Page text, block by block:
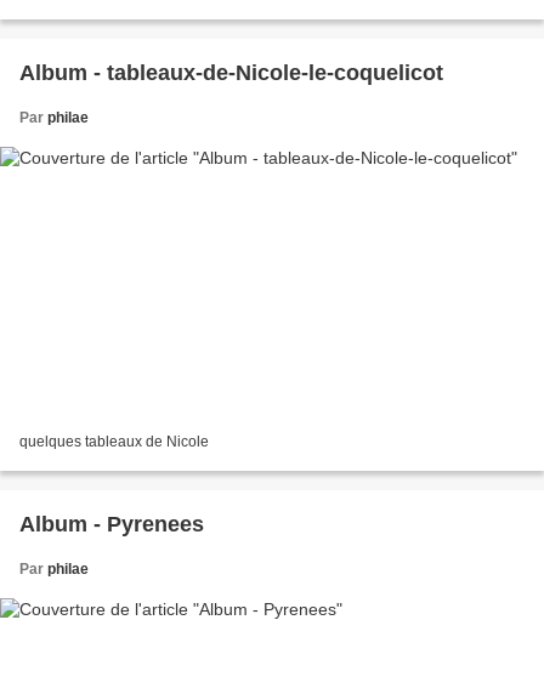
Album - tableaux-de-Nicole-le-coquelicot
Par philae
quelques tableaux de Nicole
Album - Pyrenees
Par philae